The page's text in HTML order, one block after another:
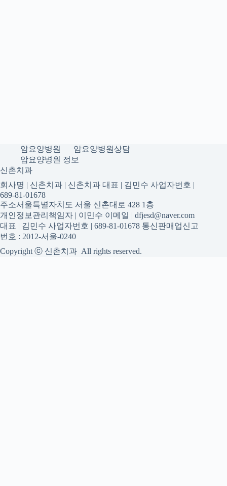
암요양병원
암요양병원상담
암요양병원 정보
신촌치과
회사명 | 신촌치과 | 신촌치과 대표 | 김민수 사업자번호 |
689-81-01678
주소서울특별자치도 서울 신촌대로 428 1층
개인정보관리책임자 | 이민수 이메일 | dfjesd@naver.com
대표 | 김민수 사업자번호 | 689-81-01678 통신판매업신고
번호 : 2012-서울-0240
Copyright ⓒ 신촌치과 All rights reserved.